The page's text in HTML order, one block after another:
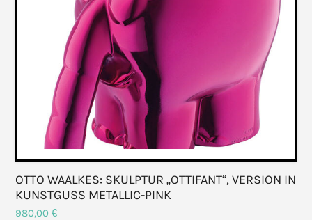
OTTO WAALKES: SKULPTUR „OTTIFANT“, VERSION IN
KUNSTGUSS METALLIC-PINK
980,00€